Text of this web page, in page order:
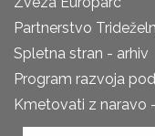
Partnerstvo
Spletna stran - arhiv
Program razvoja
Kmetovati z naravo